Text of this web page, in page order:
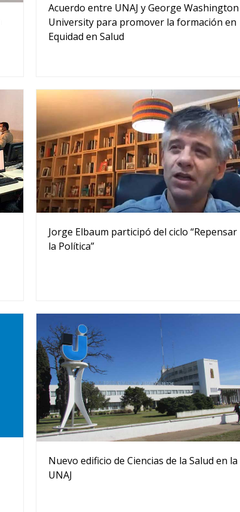
Acuerdo entre UNAJ y George Washington
University para promover la formación en
Equidad en Salud
Jorge Elbaum participó del ciclo “Repensar
la Política”
Nuevo edificio de Ciencias de la Salud en la
UNAJ